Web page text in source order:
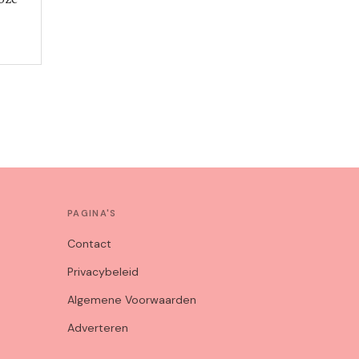
PAGINA'S
Contact
Privacybeleid
Algemene Voorwaarden
Adverteren